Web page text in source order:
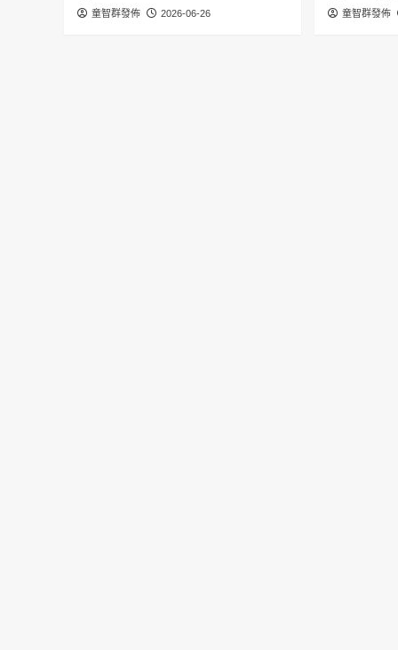
童智群發佈 2026-06-26 童智群發佈